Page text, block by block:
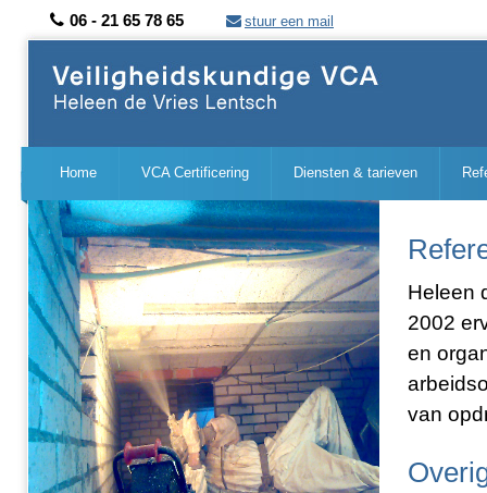
06 - 21 65 78 65 stuur een mail
Home VCA Certificering Diensten & tarieven
Heleen
2002
en
van